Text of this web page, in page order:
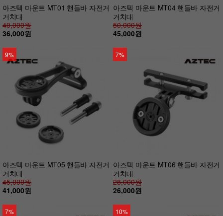
아즈텍 마운트 MT01 핸들바 자전거
거치대
40,000원
36,000원
아즈텍 마운트 MT04 핸들바 자전거
거치대
50,000원
45,000원
9%
아즈텍 마운트 MT05 핸들바 자전거
거치대
45,000원
41,000원
7%
아즈텍 마운트 MT06 핸들바 자전거
거치대
28,000원
26,000원
7% 10%